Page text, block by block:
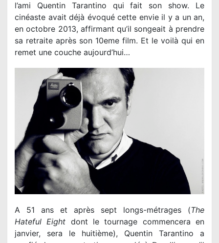
l’ami Quentin Tarantino qui fait son show. Le
cinéaste avait déjà évoqué cette envie il y a un an,
en octobre 2013, affirmant qu’il songeait à prendre
sa retraite après son 10eme film. Et le voilà qui en
remet une couche aujourd’hui…
A 51 ans et après sept longs-métrages (The
Hateful Eight dont le tournage commencera en
janvier, sera le huitième), Quentin Tarantino a